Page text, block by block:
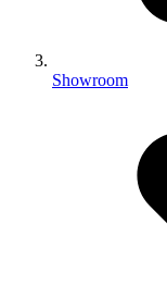
Showroom